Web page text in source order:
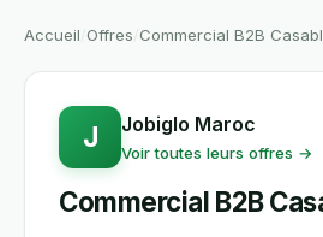
Accueil Offres Commercial B2B
J Jobiglo Maroc
Voir toutes leurs offres →
Commercial B2B